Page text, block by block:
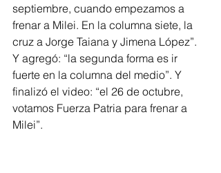
septiembre, cuando empezamos a
frenar a Milei. En la columna siete, la
cruz a Jorge Taiana y Jimena López”.
Y agregó: “la segunda forma es ir
fuerte en la columna del medio”. Y
finalizó el video: “el 26 de octubre,
votamos Fuerza Patria para frenar a
Milei”.